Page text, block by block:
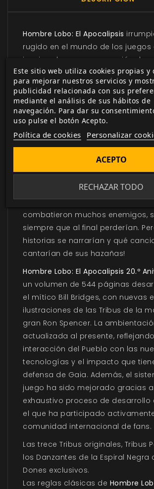
Hombre Lobo: El Apocalipsis
rugido en el mundo de los juegos
inspirando a una generación de
levantarse y aullar en desafío
corrupto en una batalla que
estaban destinados a perder.
presentó a los Garou: criaturas
tiempo hombre y lobo, y que
de Rabia contra los males que
destruir y corromper tanto el
como el espiritual. Capaces de
en una gama de Formas y
Dones que les conferían Poderes
sobrehumanos y sobrenaturales,
combatieron muchos enemigos,
siempre que al final perderían.
historias se narrarían y qué
cantarían de sus hazañas!
Hombre Lobo: El Apocalipsis 20.º
un volumen de 544 páginas
el mítico Bill Bridges, con nuevas
ilustraciones de las Tribus de la
gran Ron Spencer. La
actualizada al presente,
interacción del Pueblo con las
tecnologías y el impacto que
defensa de Gaia. Además, el
juego ha sido mejorado gracias
exhaustivo proceso de desarrollo
el que ha participado
comunidad internacional de fans.
Las trece Tribus originales, Tribus
los Danzantes de la Espiral Negra
Dones exclusivos.
Las reglas clásicas de Hombre
Este sitio web utiliza cookies propias y
para mejorar nuestros servicios y
publicidad relacionada con sus
mediante el análisis de sus hábitos de
navegación. Para dar su
uso pulse el botón Acepto.
Política de cookies Personalizar
RECHAZAR TODO
ACEPTO